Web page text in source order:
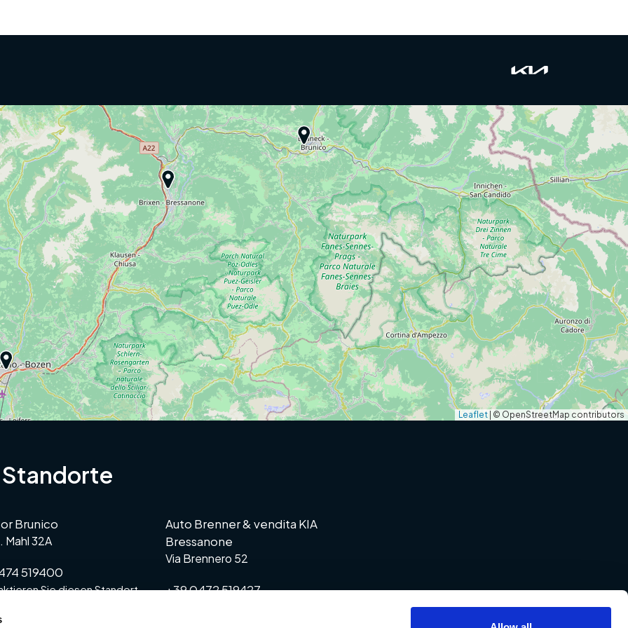
Leaflet © OpenStreetMap contributors
Standorte
Brunico
Mahl 32A
519400
Sie diesen Standort
Auto Brenner & vendita KIA
Bressanone
Via Brennero 52
+39 0472 519427